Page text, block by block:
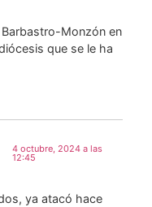
Monzón en
que se le ha
4 octubre, 2024 a las
12:45
ya atacó hace